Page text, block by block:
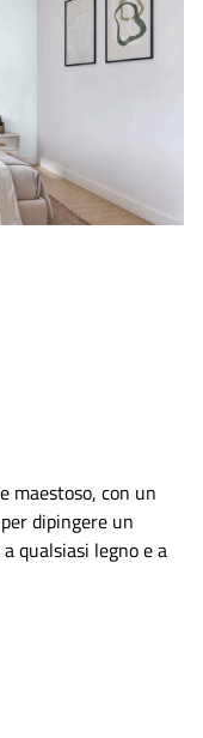
maestoso, con un
dipingere un
qualsiasi legno e a